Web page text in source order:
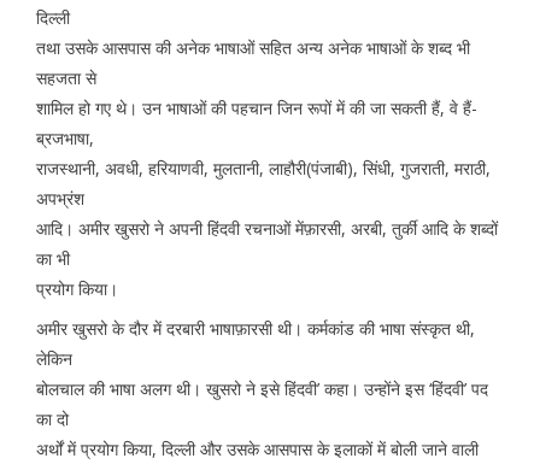
दिल्ली
तथा उसके आसपास की अनेक भाषाओं सहित अन्य अनेक भाषाओं के शब्द भी
सहजता से
शामिल हो गए थे। उन भाषाओं की पहचान जिन रूपों में की जा सकती हैं, वे हैं-
ब्रजभाषा,
राजस्थानी, अवधी, हरियाणवी, मुलतानी, लाहौरी(पंजाबी), सिंधी, गुजराती, मराठी,
अपभ्रंश
आदि। अमीर खुसरो ने अपनी हिंदवी रचनाओं मेंफ़ारसी, अरबी, तुर्की आदि के शब्दों
का भी
प्रयोग किया।
अमीर खुसरो के दौर में दरबारी भाषाफ़ारसी थी। कर्मकांड की भाषा संस्कृत थी,
लेकिन
बोलचाल की भाषा अलग थी। खुसरो ने इसे हिंदवी’ कहा। उन्होंने इस ‘हिंदवी’ पद
का दो
अर्थों में प्रयोग किया, दिल्ली और उसके आसपास के इलाकों में बोली जाने वाली